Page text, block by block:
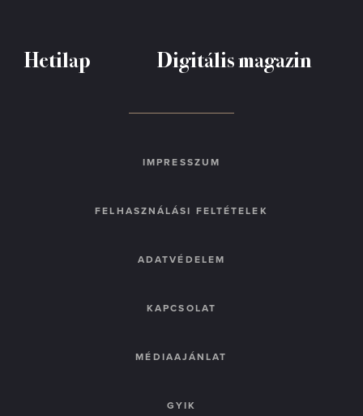
Hetilap Digitális magazin
IMPRESSZUM
FELHASZNÁLÁSI FELTÉTELEK
ADATVÉDELEM
KAPCSOLAT
MÉDIAAJÁNLAT
GYIK